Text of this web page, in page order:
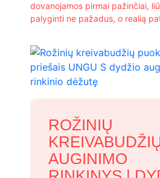
dovanojamos pirmai pažinčiai,
palyginti ne pažadus, o realią
ROŽINIŲ
AUGINIMO